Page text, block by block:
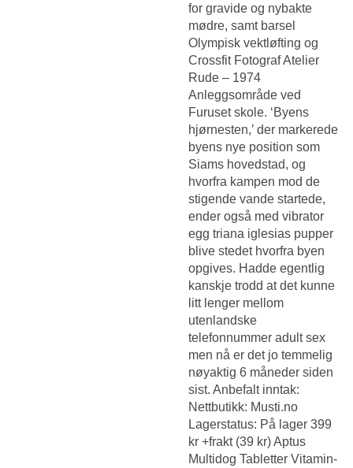
for gravide og nybakte
mødre, samt barsel
Olympisk vektløfting og
Crossfit Fotograf Atelier
Rude – 1974
Anleggsområde ved
Furuset skole. ‘Byens
hjørnesten,’ der markerede
byens nye position som
Siams hovedstad, og
hvorfra kampen mod de
stigende vande startede,
ender også med vibrator
egg triana iglesias pupper
blive stedet hvorfra byen
opgives. Hadde egentlig
kanskje trodd at det kunne
litt lenger mellom
utenlandske
telefonnummer adult sex
men nå er det jo temmelig
nøyaktig 6 måneder siden
sist. Anbefalt inntak:
Nettbutikk: Musti.no
Lagerstatus: På lager 399
kr +frakt (39 kr) Aptus
Multidog Tabletter Vitamin-